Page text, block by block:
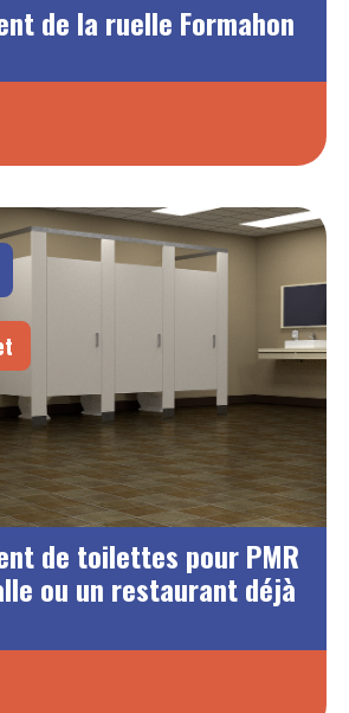
de la ruelle Formahon
de toilettes pour PMR
ou un restaurant déjà